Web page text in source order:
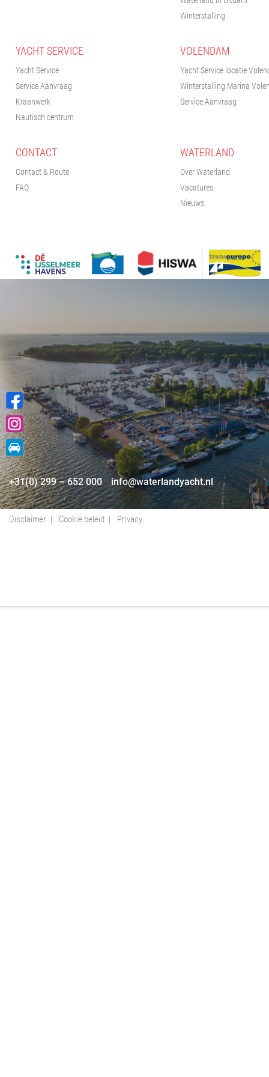
+31(0) 299 – 652 000
Winterstalling
YACHT SERVICE
Yacht Service
Service Aanvraag
Kraanwerk
Nautisch centrum
VOLENDAM
Yacht Service locatie
Winterstalling Marina
Service Aanvraag
CONTACT
Contact & Route
FAQ
WATERLAND
Over Waterland
Vacatures
Nieuws
+31(0) 299 – 652 000 info@waterlandyacht.nl
Disclaimer Cookie beleid Privacy